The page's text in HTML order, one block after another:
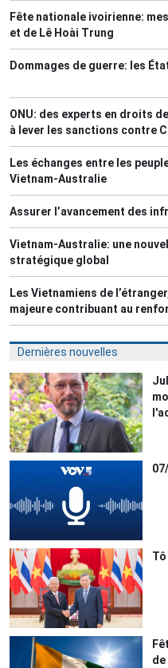
Fête nationale ivoirienne:
et de Lê Hoài Trung
Dommages de guerre: les
ONU: des experts en droits
à lever les sanctions contre
Les échanges entre les
Vietnam-Australie
Assurer l’avancement des
Vietnam-Australie: une
stratégique global
Les Vietnamiens de
majeure contribuant au
Dernières nouvelles